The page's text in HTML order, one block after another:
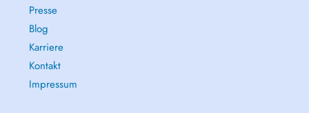
Presse
Blog
Karriere
Kontakt
Impressum